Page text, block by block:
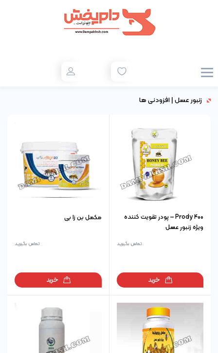
زنبور عسل|افزودنی ها
Prody 400 – پودر تقویت کننده
ویژه زنبور عسل
تماس بگیرید
خرید
مکمل بن زا بی
تماس بگیرید
خرید